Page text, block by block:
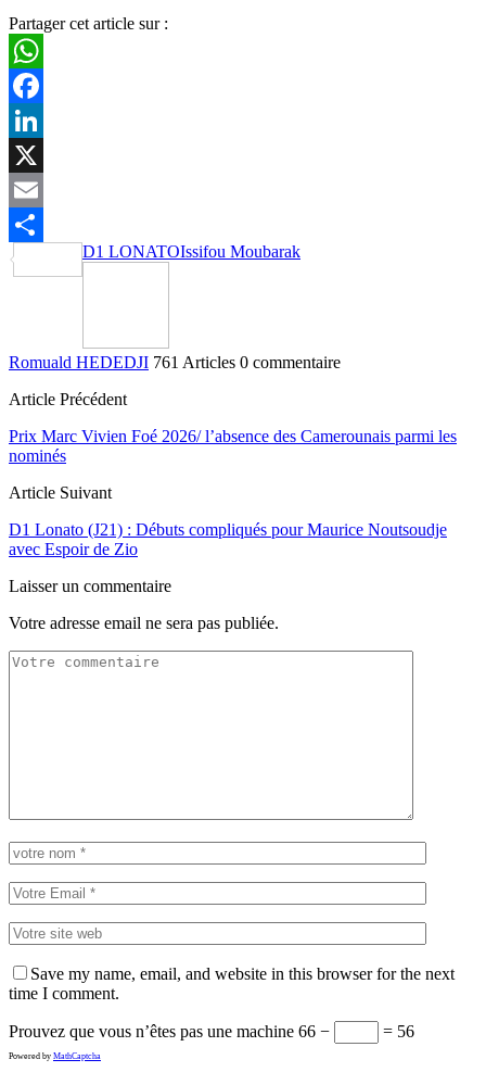
Partager cet article sur :
WhatsApp
Facebook
LinkedIn
X
Email
Partager
D1 LONATOIssifou Moubarak
Romuald HEDEDJI 761 Articles 0 commentaire
Article Précédent
Prix Marc Vivien Foé 2026/ l’absence des Camerounais parmi les
nominés
Article Suivant
D1 Lonato (J21) : Débuts compliqués pour Maurice Noutsoudje
avec Espoir de Zio
Laisser un commentaire
Votre adresse email ne sera pas publiée.
Save my name, email, and website in this browser for the next
time I comment.
Prouvez que vous n’êtes pas une machine 66 − = 56
Powered by MathCaptcha